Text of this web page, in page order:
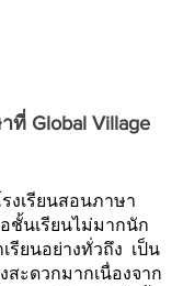
ที่ Global Village
รงเรียนสอนภาษา
ชั้นเรียนไม่มากนัก
รียนอย่างทั่วถึง  เป็น
สะดวกมากเนื่องจาก